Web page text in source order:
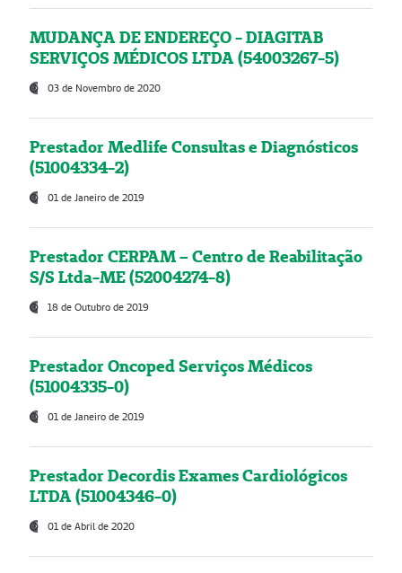
MUDANÇA DE ENDEREÇO - DIAGITAB
SERVIÇOS MÉDICOS LTDA (54003267-5)
03 de Novembro de 2020
Prestador Medlife Consultas e Diagnósticos
(51004334-2)
01 de Janeiro de 2019
Prestador CERPAM – Centro de Reabilitação
S/S Ltda-ME (52004274-8)
18 de Outubro de 2019
Prestador Oncoped Serviços Médicos
(51004335-0)
01 de Janeiro de 2019
Prestador Decordis Exames Cardiológicos
LTDA (51004346-0)
01 de Abril de 2020